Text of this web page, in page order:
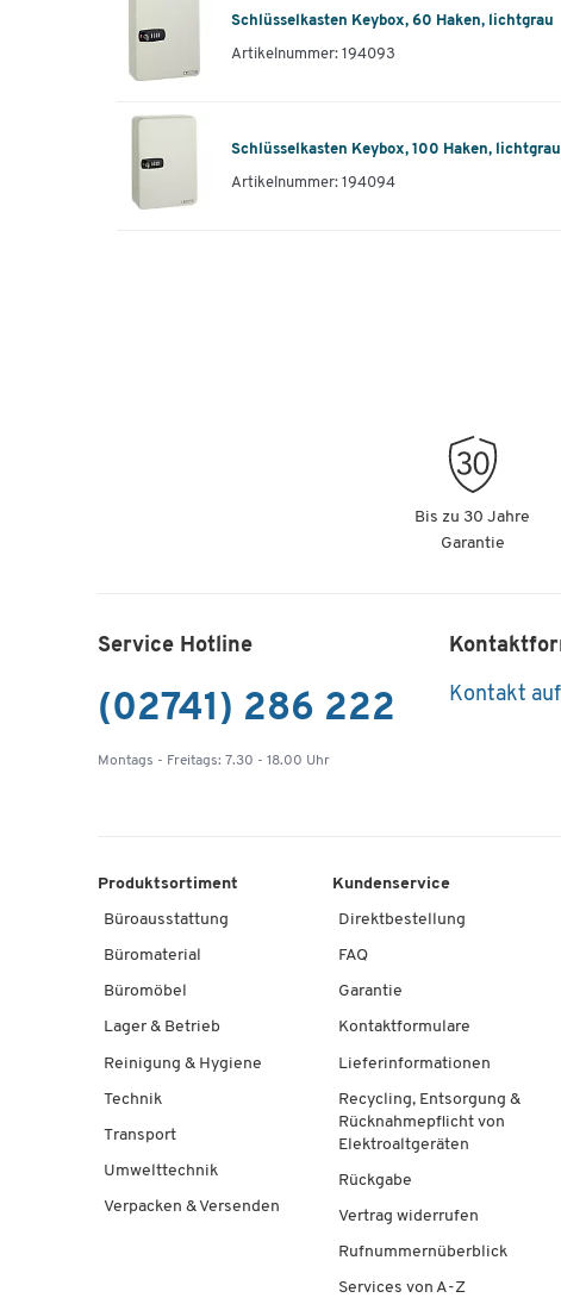
Schlüsselkasten Keybox, 60 Haken, lichtgrau
Artikelnummer: 194093
Schlüsselkasten Keybox, 100 Haken, lichtgrau
Artikelnummer: 194094
Bis zu 30 Jahre
Garantie
Service Hotline
(02741) 286 222
Montags - Freitags: 7.30 - 18.00 Uhr
Kontakt
Produktsortiment
Büroausstattung
Büromaterial
Büromöbel
Lager & Betrieb
Reinigung & Hygiene
Technik
Transport
Umwelttechnik
Verpacken & Versenden
Kundenservice
Direktbestellung
FAQ
Garantie
Kontaktformulare
Lieferinformationen
Recycling, Entsorgung &
Rücknahmepflicht von
Elektroaltgeräten
Rückgabe
Vertrag widerrufen
Rufnummernüberblick
Services von A-Z